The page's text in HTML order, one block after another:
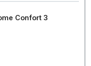
Confort 3